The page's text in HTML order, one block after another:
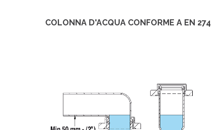
COLONNA D'ACQUA CONFORME A EN 274